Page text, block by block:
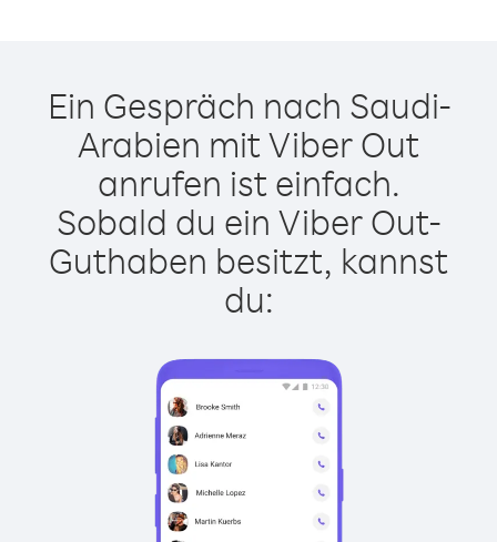
Ein Gespräch nach Saudi-
Arabien mit Viber Out
anrufen ist einfach.
Sobald du ein Viber Out-
Guthaben besitzt, kannst
du: